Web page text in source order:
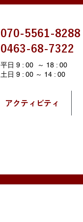
070-5561-8288
0463-68-7322
平日 9 : 00 ～ 18 : 00
土日 9 : 00 ～ 14 : 00
アクティビティ